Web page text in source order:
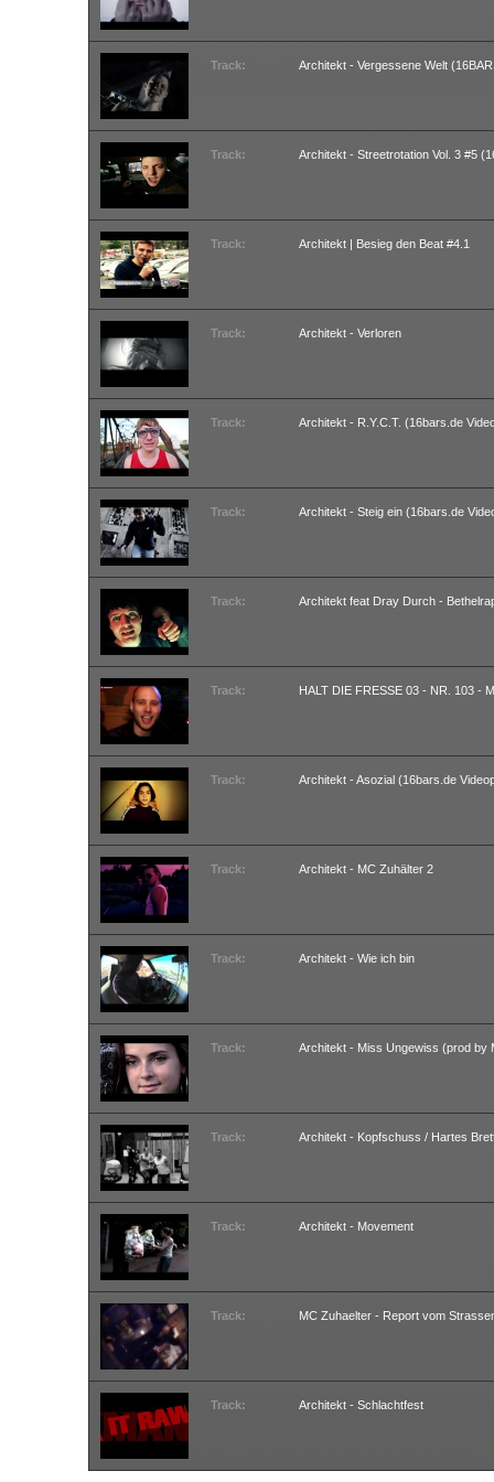
Track: Architekt - Vergessene Welt
Track: Architekt - Streetrotation Vol. 3 #5
Track: Architekt | Besieg den Beat #4.1
Track: Architekt - Verloren
Track: Architekt - R.Y.C.T. (16bars.de
Track: Architekt - Steig ein (16bars.de
Track: Architekt feat Dray Durch -
Track: HALT DIE FRESSE 03 - NR. 103 -
Track: Architekt - Asozial (16bars.de
Track: Architekt - MC Zuhälter 2
Track: Architekt - Wie ich bin
Track: Architekt - Miss Ungewiss (prod by
Track: Architekt - Kopfschuss / Hartes
Track: Architekt - Movement
Track: MC Zuhaelter - Report vom
Track: Architekt - Schlachtfest